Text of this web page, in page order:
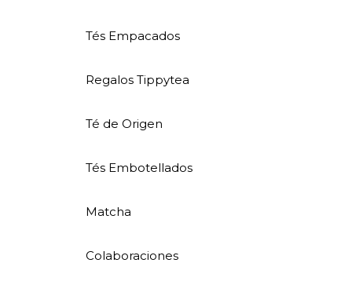
Tés Empacados
Regalos Tippytea
Té de Origen
Tés Embotellados
Matcha
Colaboraciones